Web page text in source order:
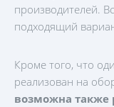
производителей.
подходящий
Кроме того, что
реализован на
возможна также